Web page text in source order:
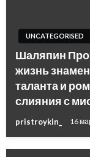
UNCATEGORISED
Шаляпин
жизнь
таланта и
слияния с
pristroykin_ 16